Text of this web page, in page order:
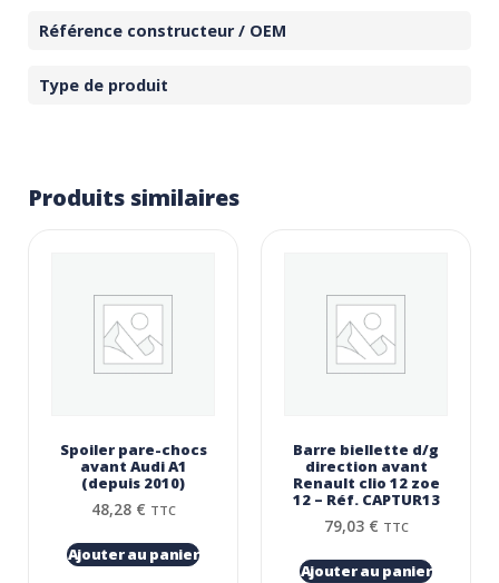
Référence constructeur / OEM
Type de produit
Produits similaires
Spoiler pare-chocs
avant Audi A1
(depuis 2010)
48,28 € TTC
Ajouter au panier
Barre biellette d/g
direction avant
Renault clio 12 zoe
12 – Réf. CAPTUR13
79,03 € TTC
Ajouter au panier